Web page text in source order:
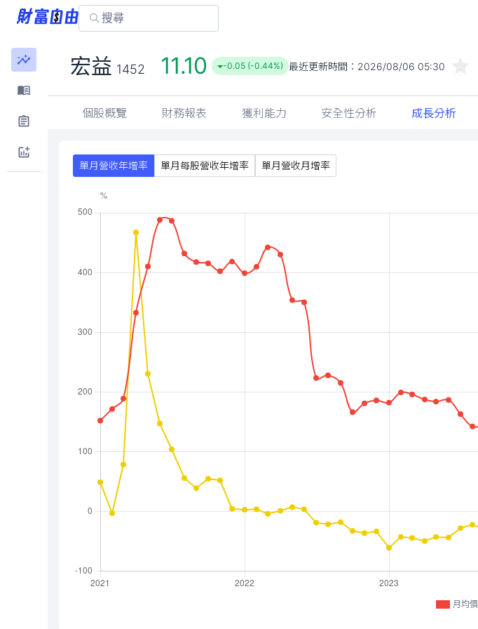
宏益 1452 11.10 -0.05 (-0.44%) 最近更新時間： 2026/08/06 05:30
個股概覽 財務報表 獲利能力 安全性分析 成長分析
單月營收年增率 單月每股營收年增率 單月營收月增率
月均價